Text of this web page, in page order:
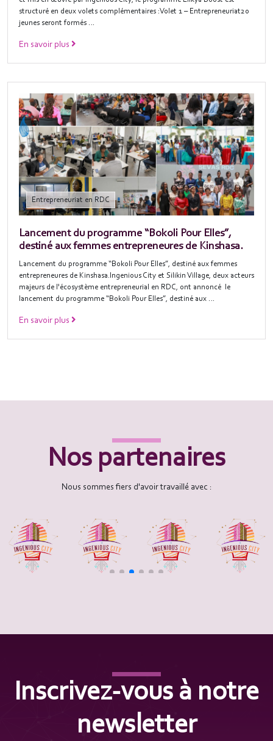
structuré en deux volets complémentaires :Volet 1 – Entrepreneuriat20
jeunes seront formés …
En savoir plus
Entrepreneuriat en RDC
Lancement du programme “Bokoli Pour Elles”,
destiné aux femmes entrepreneures de Kinshasa.
Lancement du programme “Bokoli Pour Elles”, destiné aux femmes
entrepreneures de Kinshasa.Ingenious City et Silikin Village, deux acteurs
majeurs de l'écosystème entrepreneurial en RDC, ont annoncé le
lancement du programme “Bokoli Pour Elles”, destiné aux …
En savoir plus
Nos partenaires
Nous sommes fiers d'avoir travaillé avec :
Inscrivez-vous à notre
newsletter